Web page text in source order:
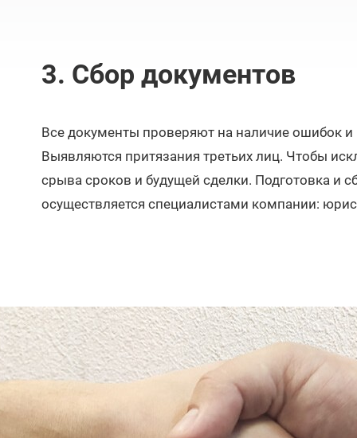
3. Сбор документов
Все документы проверяют на наличие ошибок и
Выявляются притязания третьих лиц. Чтобы
срыва сроков и будущей сделки. Подготовка и
осуществляется специалистами компании: